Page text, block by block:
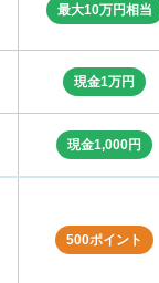
最大10万円相当
現金1万円
現金1,000円
500ポイント